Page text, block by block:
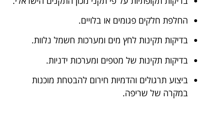
החלפת חלקים פגומים או בלויים.
בדיקות תקינות לחץ מים ומערכות חשמל נלוות.
בדיקות תקינות של מטפים ומערכות ידניות.
ביצוע תרגולים והדמיות חירום להבטחת מוכנות
במקרה של שריפה.